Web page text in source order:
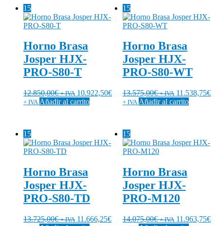
15
Horno Brasa
Josper HJX-
PRO-S80-T
12.850,00€ + IVA 10.922,50€
+ IVA Añadir al carrito
15
Horno Brasa
Josper HJX-
PRO-S80-WT
13.575,00€ + IVA 11.538,75€
+ IVA Añadir al carrito
15
Horno Brasa
Josper HJX-
PRO-S80-TD
13.725,00€ + IVA 11.666,25€
15
Horno Brasa
Josper HJX-
PRO-M120
14.075,00€ + IVA 11.963,75€